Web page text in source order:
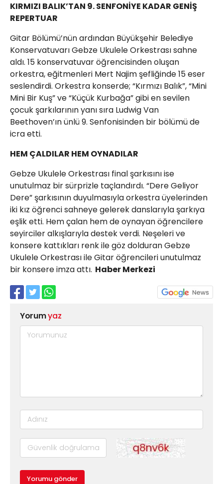
KIRMIZI BALIK’TAN 9. SENFONİYE KADAR GENİŞ
REPERTUAR
Gitar Bölümü’nün ardından Büyükşehir Belediye
Konservatuvarı Gebze Ukulele Orkestrası sahne
aldı. 15 konservatuvar öğrencisinden oluşan
orkestra, eğitmenleri Mert Najim şefliğinde 15 eser
seslendirdi. Orkestra konserde; “Kırmızı Balık”, “Mini
Mini Bir Kuş” ve “Küçük Kurbağa” gibi en sevilen
çocuk şarkılarının yanı sıra Ludwig Van
Beethoven’ın ünlü 9. Senfonisinden bir bölümü de
icra etti.
HEM ÇALDILAR HEM OYNADILAR
Gebze Ukulele Orkestrası final şarkısını ise
unutulmaz bir sürprizle taçlandırdı. “Dere Geliyor
Dere” şarkısının duyulmasıyla orkestra üyelerinden
iki kız öğrenci sahneye gelerek danslarıyla şarkıya
eşlik etti. Hem çalan hem de oynayan öğrencilere
seyirciler alkışlarıyla destek verdi. Neşeleri ve
konsere kattıkları renk ile göz dolduran Gebze
Ukulele Orkestrası ile Gitar öğrencileri unutulmaz
bir konsere imza attı. Haber Merkezi
Yorumyaz
Yorumu gönder